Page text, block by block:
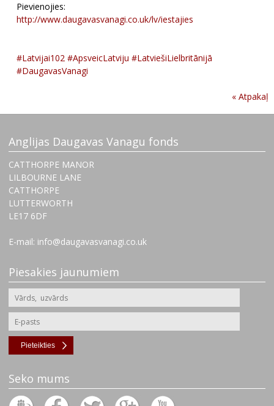
Pievienojies: ‬
http://www.daugavasvanagi.co.uk/lv/iestajies
#Latvijai102 #ApsveicLatviju #LatviešiLielbritānijā
#DaugavasVanagi
« Atpakaļ
Anglijas Daugavas Vanagu fonds
CATTHORPE MANOR
LILBOURNE LANE
CATTHORPE
LUTTERWORTH
‌LE17 6DF
E-mail: info@daugavasvanagi.co.uk
Piesakies jaunumiem
Pieteikties
Seko mums